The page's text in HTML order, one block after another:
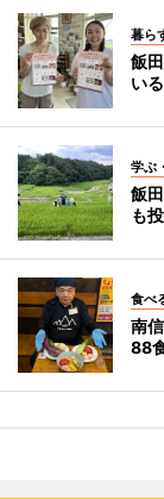
暮ら
飯
い
学ぶ
飯
も
食べ
南
88